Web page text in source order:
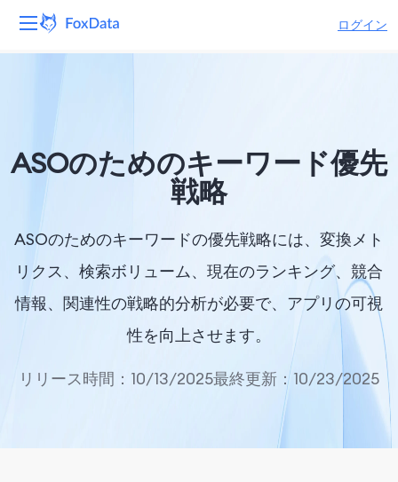
ログイン
ソリューション
会社
ASOのためのキーワード優先
戦略
ASOのためのキーワードの優先戦略には、変換メト
リクス、検索ボリューム、現在のランキング、競合
情報、関連性の戦略的分析が必要で、アプリの可視
性を向上させます。
リリース時間：10/13/2025最終更新：10/23/2025